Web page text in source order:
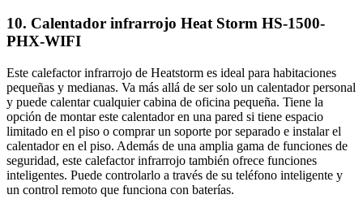
10. Calentador infrarrojo Heat Storm HS-1500-
PHX-WIFI
Este calefactor infrarrojo de Heatstorm es ideal para habitaciones
pequeñas y medianas. Va más allá de ser solo un calentador personal
y puede calentar cualquier cabina de oficina pequeña. Tiene la
opción de montar este calentador en una pared si tiene espacio
limitado en el piso o comprar un soporte por separado e instalar el
calentador en el piso. Además de una amplia gama de funciones de
seguridad, este calefactor infrarrojo también ofrece funciones
inteligentes. Puede controlarlo a través de su teléfono inteligente y
un control remoto que funciona con baterías.